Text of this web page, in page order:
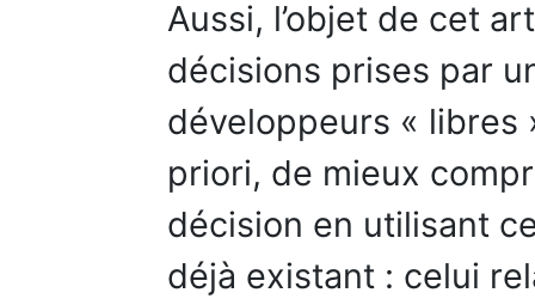
Aussi, l’objet de cet
décisions prises par
développeurs « libres
priori, de mieux
décision en utilisant
déjà existant : celui